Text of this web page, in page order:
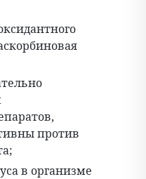
против
в организме